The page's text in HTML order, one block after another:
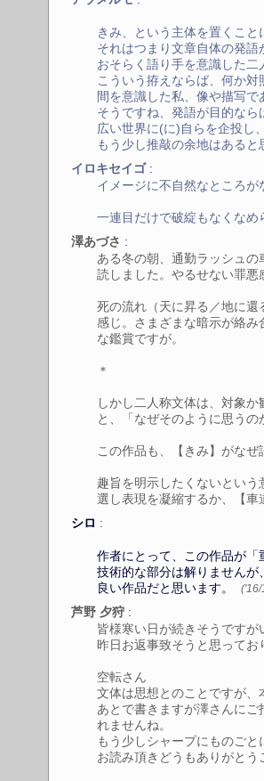
きみ、という主体を置くこと
それはつまり文章自体の発語
おそらく語り手を意識した二
こういう拵えならば、何か
間を意識した私、像や描写で
そうですね、発語が目的なら
広い世界に(に)自らを企投し
もう少し推敲の余地はある
イロキセイゴ :
イメージに不自然なところ
一連目だけで破綻もなくな
澤あづさ :
ある冬の朝、通勤ラッシュ
読しました。やるせない罪悪
死の流れ（天に昇る／地に
感じ。さまざまな暗示が絡
な鑑賞ですが。
＊
しかし二人称文体は、対象
と、「なぜそのように思う
この作品も、【きみ】がな
趣旨を明示したくないとい
選し表現を凝縮するか、【
シロ :
作者にとって、この作品が「
技術的な部分は解りませんが
良い作品だと思います。('16/
芦野 夕狩 :
皆様寒い日が続きそうですが
昨日お返事致そうと思って
空転さん
文体は思想とのことですが、
あとで書きますが澤さんに
れませんね。
もう少しシャープにものご
お読み頂きどうもありがとう